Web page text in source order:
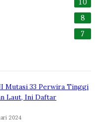
10
8
7
Mutasi 33 Perwira Tinggi
Laut, Ini Daftar
2024